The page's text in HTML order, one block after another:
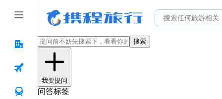
搜索
我要提问
问答标签